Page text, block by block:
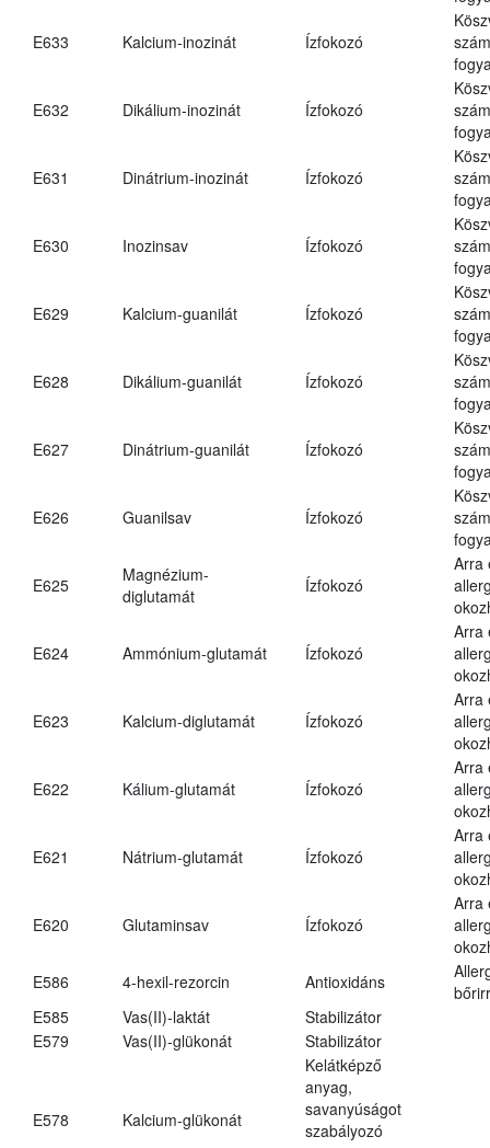
E633 Kalcium-inozinát Ízfokozó
E632 Dikálium-inozinát Ízfokozó
E631 Dinátrium-inozinát Ízfokozó
E630 Inozinsav Ízfokozó
E629 Kalcium-guanilát Ízfokozó
E628 Dikálium-guanilát Ízfokozó
E627 Dinátrium-guanilát Ízfokozó
E626 Guanilsav Ízfokozó
E625
Magnézium-
diglutamát
Ízfokozó
Arra
E624 Ammónium-glutamát Ízfokozó
Arra
E623 Kalcium-diglutamát Ízfokozó
Arra
E622 Kálium-glutamát Ízfokozó
Arra
E621 Nátrium-glutamát Ízfokozó
Arra
E620 Glutaminsav Ízfokozó
Arra
E586
4-hexil-rezorcin Antioxidáns
E585
Vas(II)-laktát
Stabilizátor
E579
Vas(II)-glükonát Stabilizátor
E578 Kalcium-glükonát
Kelátképző
anyag,
savanyúságot
szabályozó